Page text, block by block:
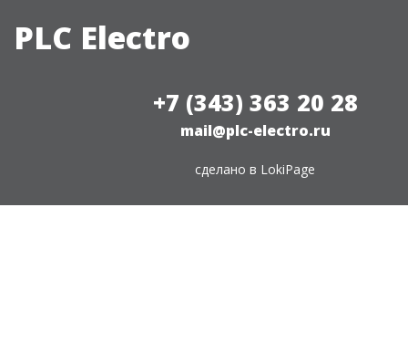
PLC Electro
+7 (343) 363 20 28
mail@plc-electro.ru
сделано в LokiPage